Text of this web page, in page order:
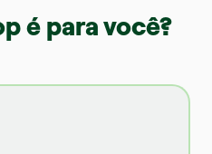
é para você?